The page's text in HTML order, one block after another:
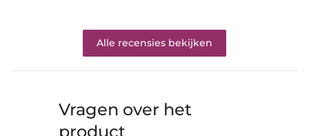
Alle recensies bekijken
Vragen over het
product